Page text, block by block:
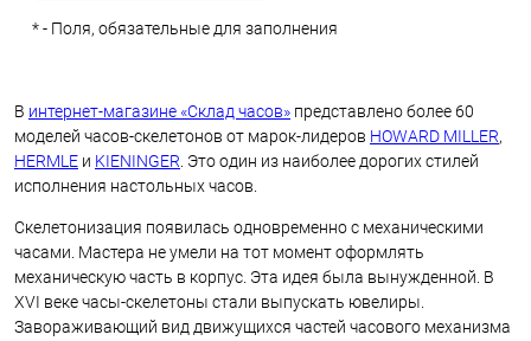
*- Поля, обязательные для заполнения
В интернет-магазине «Склад часов» представлено более 60
моделей часов-скелетонов от марок-лидеров HOWARD MILLER,
HERMLE и KIENINGER . Это один из наиболее дорогих стилей
исполнения настольных часов.
Скелетонизация появилась одновременно с механическими
часами. Мастера не умели на тот момент оформлять
механическую часть в корпус. Эта идея была вынужденной. В
XVI веке часы-скелетоны стали выпускать ювелиры.
Завораживающий вид движущихся частей часового механизма